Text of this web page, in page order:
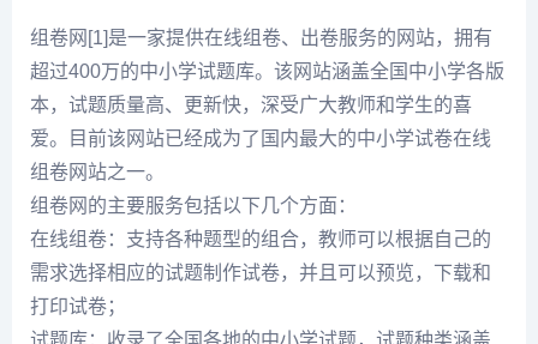
组卷网[1]是一家提供在线组卷、出卷服务的网站，拥有
超过400万的中小学试题库。该网站涵盖全国中小学各版
本，试题质量高、更新快，深受广大教师和学生的喜
爱。目前该网站已经成为了国内最大的中小学试卷在线
组卷网站之一。
组卷网的主要服务包括以下几个方面：
在线组卷：支持各种题型的组合，教师可以根据自己的
需求选择相应的试题制作试卷，并且可以预览，下载和
打印试卷；
试题库：收录了全国各地的中小学试题，试题种类涵盖